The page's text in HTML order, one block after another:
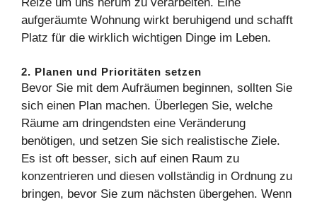
aufgeräumte Wohnung wirkt beruhigend und schafft
Platz für die wirklich wichtigen Dinge im Leben.
2. Planen und Prioritäten setzen
Bevor Sie mit dem Aufräumen beginnen, sollten Sie
sich einen Plan machen. Überlegen Sie, welche
Räume am dringendsten eine Veränderung
benötigen, und setzen Sie sich realistische Ziele.
Es ist oft besser, sich auf einen Raum zu
konzentrieren und diesen vollständig in Ordnung zu
bringen, bevor Sie zum nächsten übergehen. Wenn